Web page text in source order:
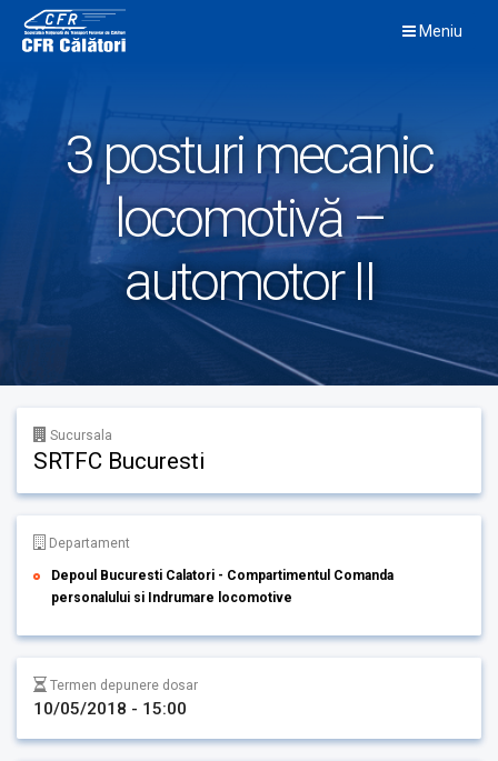
content
Meniu
3 posturi mecanic
locomotivă –
automotor II
Sucursala
SRTFC Bucuresti
Departament
Depoul Bucuresti Calatori - Compartimentul Comanda
personalului si Indrumare locomotive
Termen depunere dosar
10/05/2018 - 15:00